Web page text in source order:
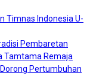
Timnas Indonesia U-
Pembaretan
Tamtama Remaja
Pertumbuhan